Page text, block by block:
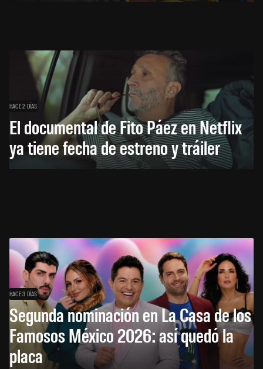
HACE 2 DÍAS
El documental de Fito Páez en Netflix
ya tiene fecha de estreno y tráiler
HACE 3 DÍAS
Segunda nominación en La Casa de los
Famosos México 2026: así quedó la
placa